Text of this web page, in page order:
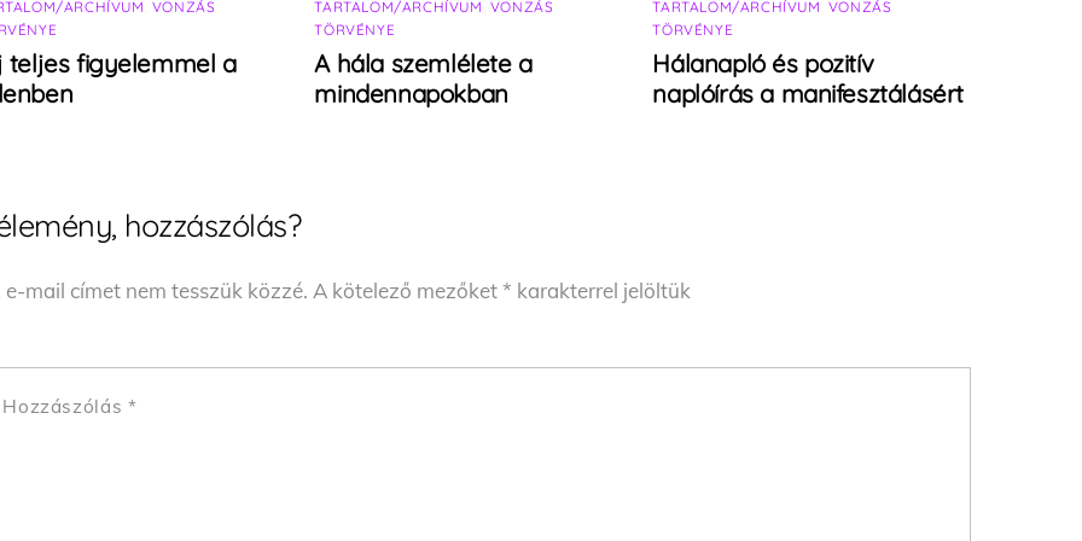
ARCHÍVUM VONZÁS
teljes figyelemmel a
TARTALOM/ARCHÍVUM VONZÁS
TÖRVÉNYE
A hála szemlélete a
mindennapokban
TARTALOM/ARCHÍVUM VONZÁS
TÖRVÉNYE
Hálanapló és pozitív
naplóírás a manifesztálásért
hozzászólás?
e-mail címet nem tesszük közzé. A kötelező mezőket* karakterrel jelöltük
Hozzászólás *